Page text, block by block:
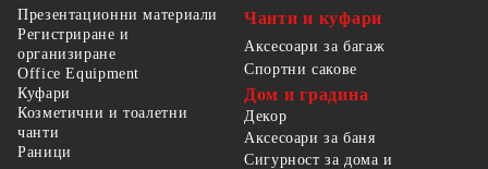
Презентационни материали
Регистриране и
организиране
Office Equipment
Чанти и куфари
Аксесоари за багаж
Спортни сакове
Куфари
Козметични и тоалетни
чанти
Раници
Дом и градина
Декор
Аксесоари за баня
Сигурност за дома и